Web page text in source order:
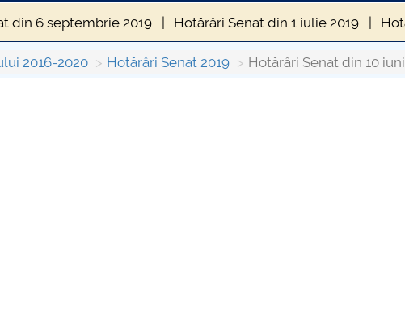
din 6 septembrie 2019 Hotărâri Senat din 1 iulie 2019
10 iunie 2019 Hotărâri Senat din 30 septembrie 2019
2016-2020 Hotărâri Senat 2019 Hotărâri Senat din 10